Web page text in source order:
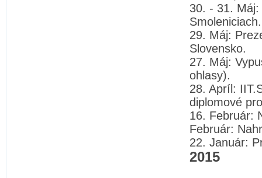
30. - 31.
Smoleniciach.
29. Máj:
Slovensko.
27. Máj:
ohlasy).
28. Apríl:
diplomové
16. Február:
Február:
22. Január:
2015